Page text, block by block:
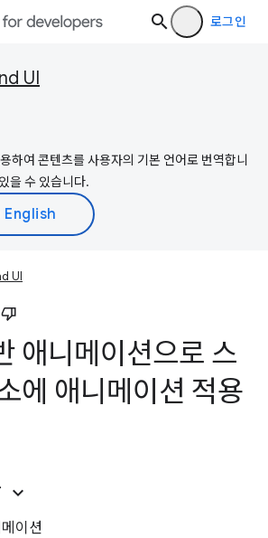
로그인
UI
하여 콘텐츠를 사용자의 기본 언어로 번역합니
을 수 있습니다.
UI
애니메이션으로 스
에 애니메이션 적용
이션